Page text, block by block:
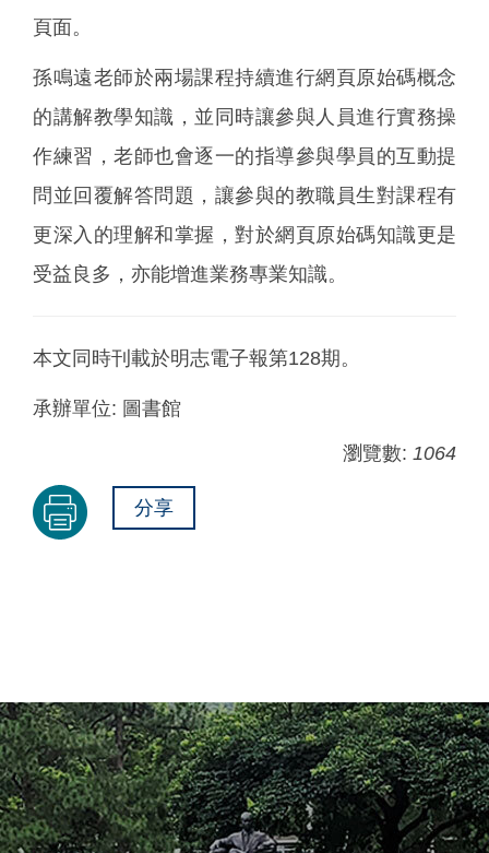
頁面。
孫鳴遠老師於兩場課程持續進行網頁原始碼概念
的講解教學知識，並同時讓參與人員進行實務操
作練習，老師也會逐一的指導參與學員的互動提
問並回覆解答問題，讓參與的教職員生對課程有
更深入的理解和掌握，對於網頁原始碼知識更是
受益良多，亦能增進業務專業知識。
本文同時刊載於明志電子報第128期。
承辦單位: 圖書館
瀏覽數: 1064
分享